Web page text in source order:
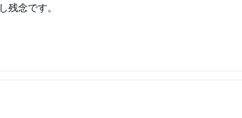
残念です。